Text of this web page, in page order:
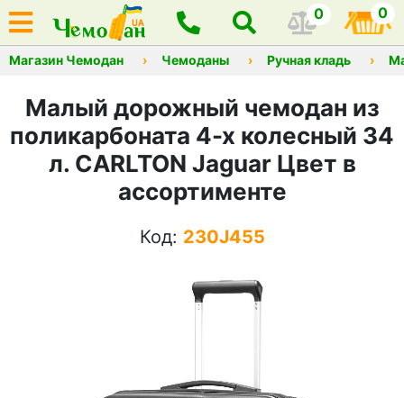
0 0
Магазин Чемодан Чемоданы Ручная кладь
Малый дорожный чемодан из
поликарбоната 4-х колесный 34
л. CARLTON Jaguar Цвет в
ассортименте
Код: 230J455